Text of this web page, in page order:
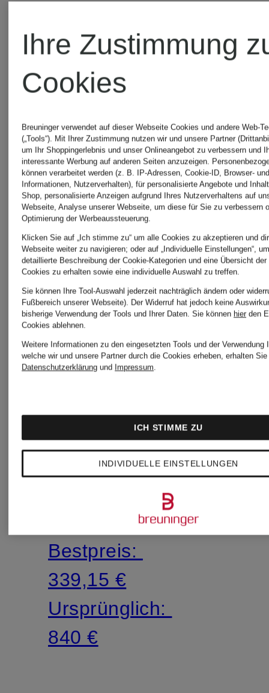
390 € 390 €
+Aktionsrabatt
JIL
SANDER
Longsleeve
im
Materialmix
Bestpreis:
339,15 €
Ursprünglich:
840 €
Neu
JIL
Hose
Regular
Fit
990 €
Ihre Zustimmung
Cookies
Breuninger verwendet auf dieser Webseite Cookies und andere Web-
(„Tools“). Mit Ihrer Zustimmung nutzen wir und unsere Partner
um Ihr Shoppingerlebnis und unser Onlineangebot zu verbessern und
interessante Werbung auf anderen Seiten anzuzeigen.
können verarbeitet werden (z. B. IP-Adressen, Cookie-ID, Browser-
Informationen, Nutzerverhalten), für personalisierte Angebote und
Shop, personalisierte Anzeigen aufgrund Ihres Nutzerverhaltens auf
Webseite, Analyse unserer Webseite, um diese für Sie zu verbessern
Optimierung der Werbeaussteuerung.
Klicken Sie auf „Ich stimme zu“ um alle Cookies zu akzeptieren und
Webseite weiter zu navigieren; oder auf „Individuelle Einstellungen“,
detaillierte Beschreibung der Cookie-Kategorien und eine Übersicht
Cookies zu erhalten sowie eine individuelle Auswahl zu treffen.
Sie können Ihre Tool-Auswahl jederzeit nachträglich ändern oder
Fußbereich unserer Webseite). Der Widerruf hat jedoch keine
bisherige Verwendung der Tools und Ihrer Daten. Sie können hier den
Cookies ablehnen.
Weitere Informationen zu den eingesetzten Tools und der Verwendung
welche wir und unsere Partner durch die Cookies erheben, erhalten
Datenschutzerklärung und Impressum.
INDIVIDUELLE EINSTELLUNGEN
ICH STIMME ZU